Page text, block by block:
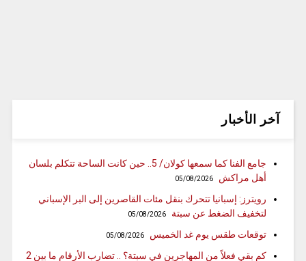
آخر الأخبار
جامع الفنا كما سمعها كولان/ 5.. حين كانت الساحة تتكلم بلسان
أهل مراكش
05/08/2026
رويترز: إسبانيا تتحرك بنقل مئات القاصرين إلى البر الإسباني
لتخفيف الضغط عن سبتة
05/08/2026
توقعات طقس يوم غد الخميس 05/08/2026
كم بقي فعلاً من المهاجرين في سبتة؟ .. تضارب الأرقام ما بين 2